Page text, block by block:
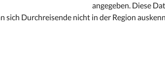
angegeben. Diese
Durchreisende nicht in der Region